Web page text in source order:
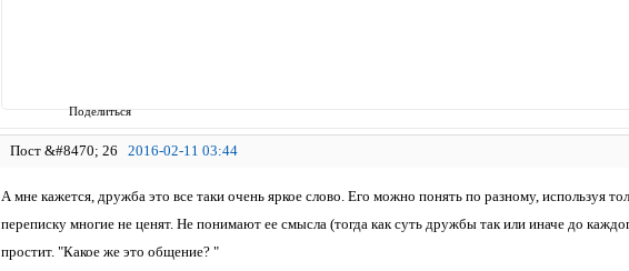
Поделиться
26 2016-02-11 03:44
А мне кажется, дружба это все таки очень яркое слово. Его можно понять по разному, используя
переписку многие не ценят. Не понимают ее смысла (тогда как суть дружбы так или иначе до
простит. "Какое же это общение? "